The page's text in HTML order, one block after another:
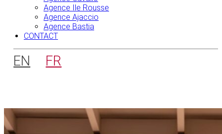
Agence Ile Rousse
Agence Ajaccio
Agence Bastia
CONTACT
EN FR